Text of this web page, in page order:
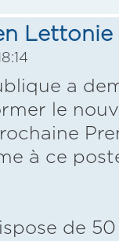
Lettonie
a
le
à ce
de